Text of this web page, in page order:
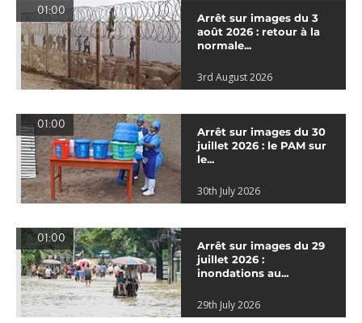
01:00
Arrêt sur images du 3
août 2026 : retour à la
normale...
3rd August 2026
01:00
Arrêt sur images du 30
juillet 2026 : le PAM sur
le...
30th July 2026
01:00
Arrêt sur images du 29
juillet 2026 :
inondations au...
29th July 2026